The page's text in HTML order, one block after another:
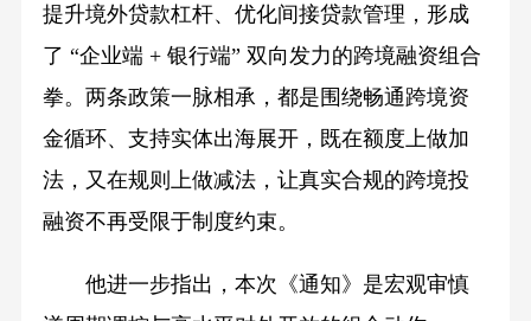
提升境外贷款杠杆、优化间接贷款管理，形成
了 “企业端 + 银行端” 双向发力的跨境融资组合
拳。两条政策一脉相承，都是围绕畅通跨境资
金循环、支持实体出海展开，既在额度上做加
法，又在规则上做减法，让真实合规的跨境投
融资不再受限于制度约束。
他进一步指出，本次《通知》是宏观审慎